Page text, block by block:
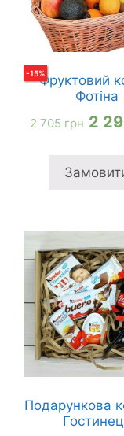
-15%
Фруктовий
Фотіна
2 705грн
2
2
Подарункова